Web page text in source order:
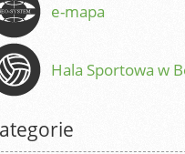
e-mapa
Hala Sportowa w